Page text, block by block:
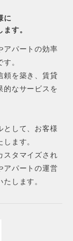
に
す。
アパートの効率
。
頼を築き、賃貸
的なサービスを
として、お客様
ます。
スタマイズされ
アパートの運営
します。